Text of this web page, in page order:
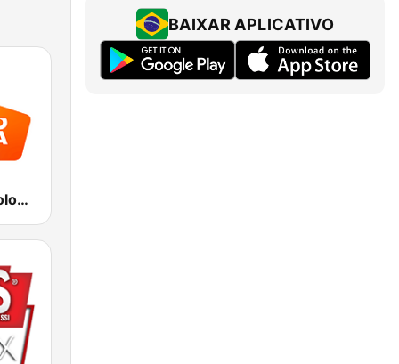
Radio Italia solomusicaitaliana
BAIXAR APLICATIVO